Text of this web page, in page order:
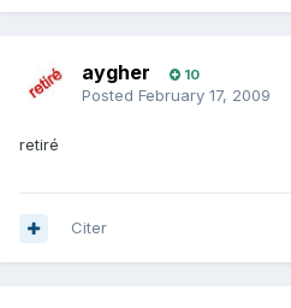
aygher 10
Posted February 17, 2009
retiré
Citer